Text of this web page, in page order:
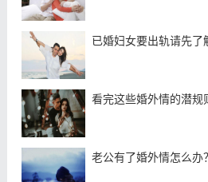
已婚妇女要出轨请先了
看完这些婚外情的潜规
老公有了婚外情怎么办？